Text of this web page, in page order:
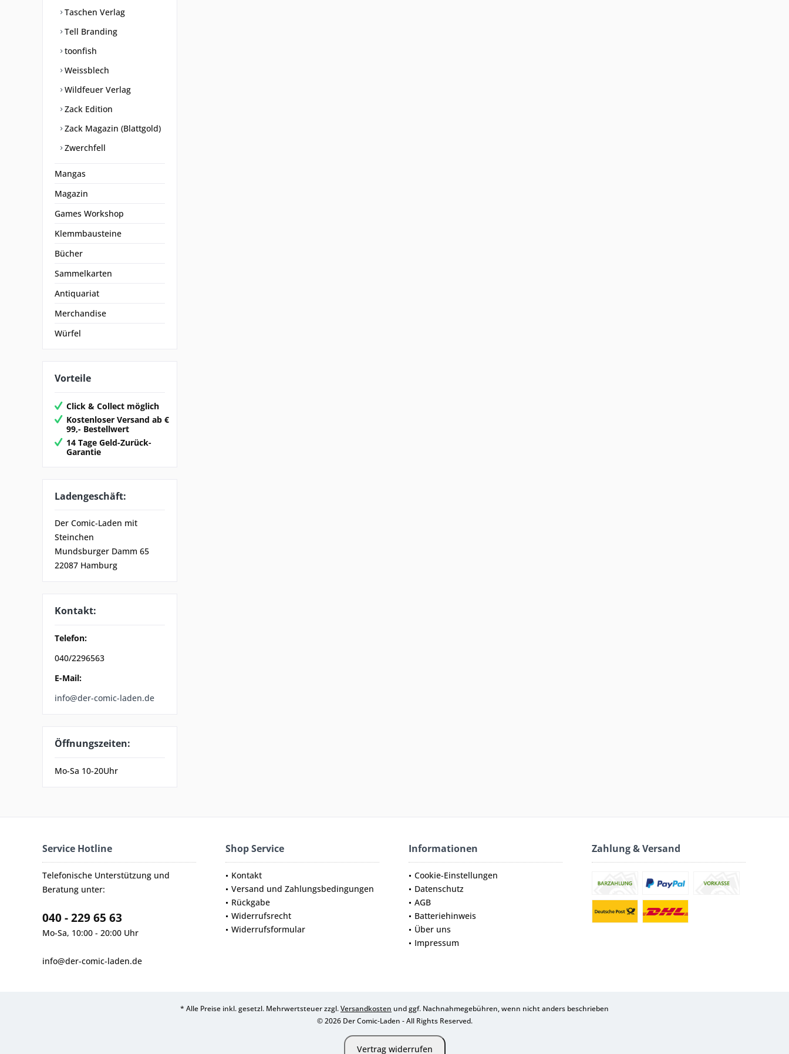
Taschen Verlag
Tell Branding
toonfish
Weissblech
Wildfeuer Verlag
Zack Edition
Zack Magazin (Blattgold)
Zwerchfell
Mangas
Magazin
Games Workshop
Klemmbausteine
Bücher
Sammelkarten
Antiquariat
Merchandise
Würfel
Vorteile
Click & Collect möglich
Kostenloser Versand ab €
99,- Bestellwert
14 Tage Geld-Zurück-
Garantie
Ladengeschäft:
Der Comic-Laden mit
Steinchen
Mundsburger Damm 65
22087 Hamburg
Kontakt:
Telefon:
040/2296563
E-Mail:
info@der-comic-laden.de
Öffnungszeiten:
Mo-Sa 10-20Uhr
Service Hotline
Telefonische Unterstützung und
Beratung unter:
040 - 229 65 63
Mo-Sa, 10:00 - 20:00 Uhr
info@der-comic-laden.de
Shop Service
Kontakt
Versand und Zahlungsbedingungen
Rückgabe
Widerrufsrecht
Widerrufsformular
Informationen
Cookie-Einstellungen
Datenschutz
AGB
Batteriehinweis
Über uns
Impressum
Zahlung & Versand
* Alle Preise inkl. gesetzl. Mehrwertsteuer zzgl.Versandkosten und ggf. Nachnahmegebühren, wenn nicht anders beschrieben
© 2026 Der Comic-Laden - All Rights Reserved.
Vertrag widerrufen